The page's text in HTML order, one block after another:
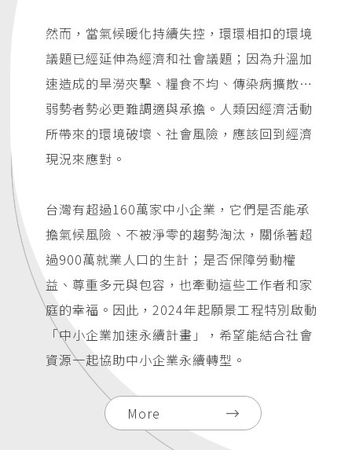
然而，當氣候暖化持續失控，環環相扣的環境
議題已經延伸為經濟和社會議題；因為升溫加
速造成的旱澇夾擊、糧食不均、傳染病擴散…
弱勢者勢必更難調適與承擔。人類因經濟活動
所帶來的環境破壞、社會風險，應該回到經濟
現況來應對。
台灣有超過160萬家中小企業，它們是否能承
擔氣候風險、不被淨零的趨勢淘汰，關係著超
過900萬就業人口的生計；是否保障勞動權
益、尊重多元與包容，也牽動這些工作者和家
庭的幸福。因此，2024年起願景工程特別啟動
「中小企業加速永續計畫」，希望能結合社會
資源一起協助中小企業永續轉型。
More